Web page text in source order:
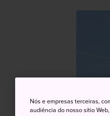
Nós e empresas terceiras,
audiência do nosso sítio